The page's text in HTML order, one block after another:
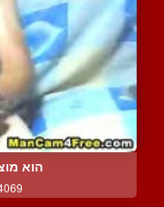
הוא
4069